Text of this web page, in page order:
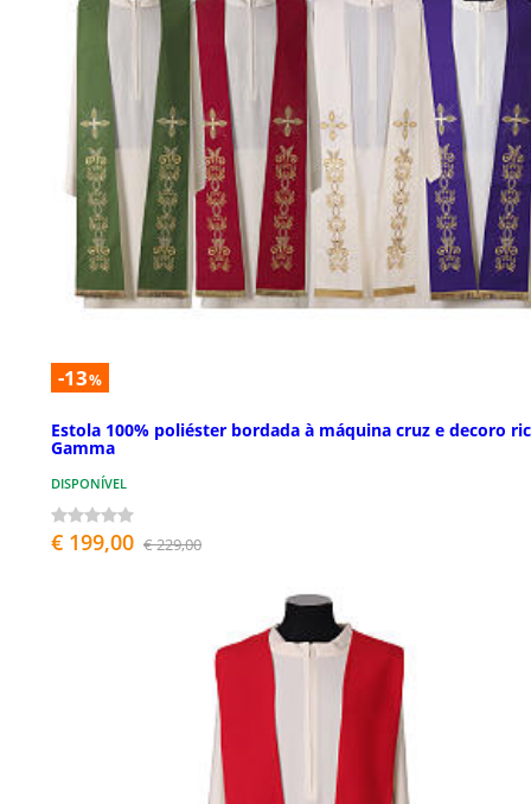
-13%
Estola 100% poliéster bordada à máquina cruz e decoro
Gamma
DISPONÍVEL
€ 199,00 € 229,00